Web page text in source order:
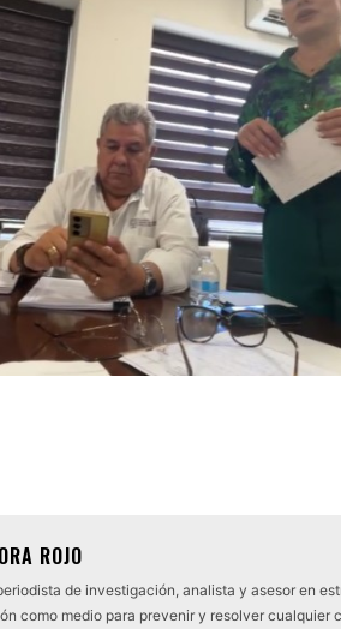
ROJO
de investigación, analista y asesor en
como medio para prevenir y resolver cualquier